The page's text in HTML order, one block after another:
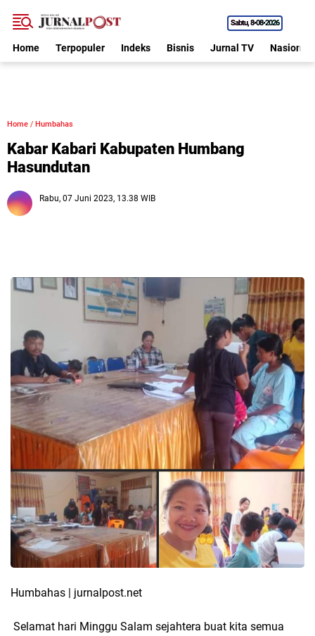
Sabtu 8•08•2026
Home Terpopuler Indeks Bisnis Jurnal TV Nasional
Home / Humbahas
Kabar Kabari Kabupaten Humbang
Hasundutan
Rabu, 07 Juni 2023, 13.38 WIB
Humbahas | jurnalpost.net
Selamat hari Minggu Salam sejahtera buat kita semua